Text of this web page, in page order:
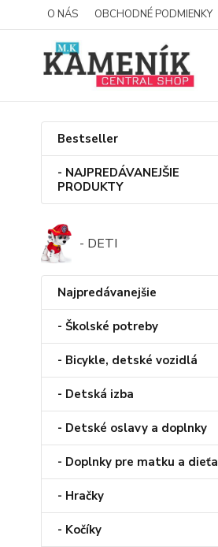
O NÁS OBCHODNÉ PODMIENKY
Bestseller
- NAJPREDÁVANEJŠIE
PRODUKTY
- DETI
Najpredávanejšie
- Školské potreby
- Bicykle, detské vozidlá
- Detská izba
- Detské oslavy a doplnky
- Doplnky pre matku a dieťa
- Hračky
- Kočíky